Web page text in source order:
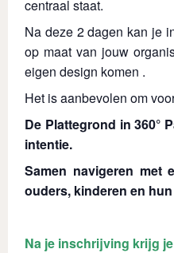
centraal staat.
Na deze 2 dagen kan je
op maat van jouw
eigen design komen .
Het is aanbevolen om
De Plattegrond in 360°
intentie.
Samen navigeren met
ouders, kinderen en
Na je inschrijving krijg